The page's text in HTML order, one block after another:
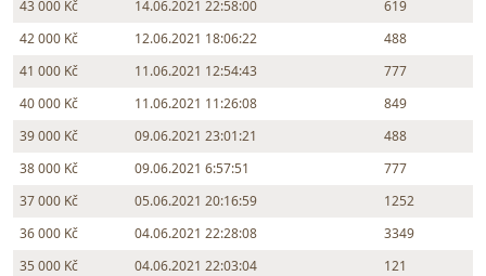
43 000 Kč
14.06.2021 22:58:00
619
42 000 Kč
12.06.2021 18:06:22
488
41 000 Kč
11.06.2021 12:54:43
777
40 000 Kč
11.06.2021 11:26:08
849
39 000 Kč
09.06.2021 23:01:21
488
38 000 Kč
09.06.2021 6:57:51
777
37 000 Kč
05.06.2021 20:16:59
1252
36 000 Kč
04.06.2021 22:28:08
3349
35 000 Kč
04.06.2021 22:03:04
121